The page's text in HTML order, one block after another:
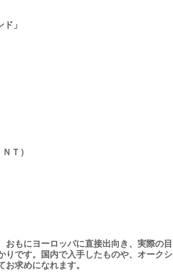
」
Ｔ）
もにヨーロッパに直接出向き、実際の目
りです。国内で入手したものや、オークシ
求めになれます。